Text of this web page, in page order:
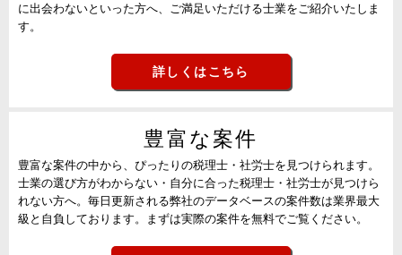
に出会わないといった方へ、ご満足いただける士業をご紹介いたしま
す。
詳しくはこちら
豊富な案件
豊富な案件の中から、ぴったりの税理士・社労士を見つけられます。
士業の選び方がわからない・自分に合った税理士・社労士が見つけら
れない方へ。毎日更新される弊社のデータベースの案件数は業界最大
級と自負しております。まずは実際の案件を無料でご覧ください。